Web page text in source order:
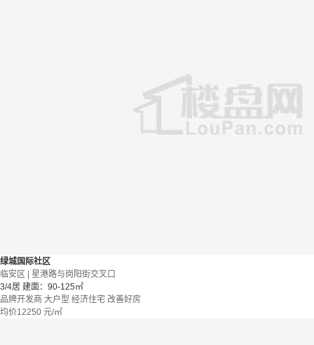
绿城国际社区
临安区 | 星港路与岗阳街交叉口
3/4居 建面：90-125㎡
品牌开发商 大户型 经济住宅 改善好房
均价12250 元/㎡